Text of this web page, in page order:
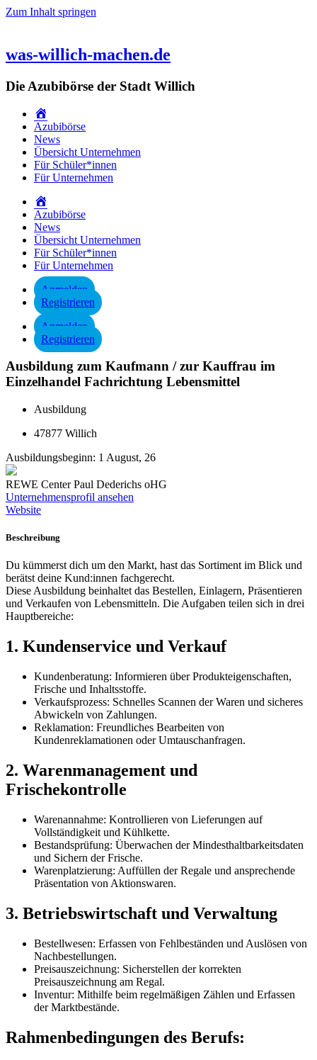
Zum Inhalt springen
was-willich-machen.de
Die Azubibörse der Stadt Willich
Azubibörse
News
Übersicht Unternehmen
Für Schüler*innen
Für Unternehmen
Azubibörse
News
Übersicht Unternehmen
Für Schüler*innen
Für Unternehmen
Anmelden
Registrieren
Anmelden
Registrieren
Ausbildung zum Kaufmann / zur Kauffrau im
Einzelhandel Fachrichtung Lebensmittel
Ausbildung
47877 Willich
Ausbildungsbeginn: 1 August, 26
REWE Center Paul Dederichs oHG
Unternehmensprofil ansehen
Website
Beschreibung
Du kümmerst dich um den Markt, hast das Sortiment im Blick und
berätst deine Kund:innen fachgerecht.
Diese Ausbildung beinhaltet das Bestellen, Einlagern, Präsentieren
und Verkaufen von Lebensmitteln. Die Aufgaben teilen sich in drei
Hauptbereiche:
1. Kundenservice und Verkauf
Kundenberatung: Informieren über Produkteigenschaften,
Frische und Inhaltsstoffe.
Verkaufsprozess: Schnelles Scannen der Waren und sicheres
Abwickeln von Zahlungen.
Reklamation: Freundliches Bearbeiten von
Kundenreklamationen oder Umtauschanfragen.
2. Warenmanagement und
Frischekontrolle
Warenannahme: Kontrollieren von Lieferungen auf
Vollständigkeit und Kühlkette.
Bestandsprüfung: Überwachen der Mindesthaltbarkeitsdaten
und Sichern der Frische.
Warenplatzierung: Auffüllen der Regale und ansprechende
Präsentation von Aktionswaren.
3. Betriebswirtschaft und Verwaltung
Bestellwesen: Erfassen von Fehlbeständen und Auslösen von
Nachbestellungen.
Preisauszeichnung: Sicherstellen der korrekten
Preisauszeichnung am Regal.
Inventur: Mithilfe beim regelmäßigen Zählen und Erfassen
der Marktbestände.
Rahmenbedingungen des Berufs: